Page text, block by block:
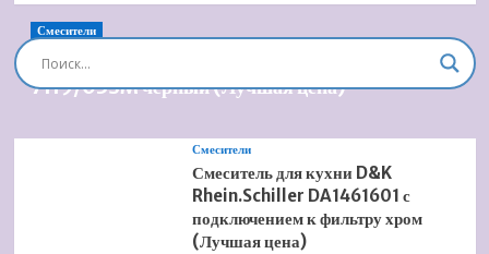
Смесители
Душевая система встроенная Timo Briana SX-
7119/03SM черный (Лучшая цена)
Смесители
Смеситель для кухни D&K
Rhein.Schiller DA1461601 с
подключением к фильтру хром
(Лучшая цена)